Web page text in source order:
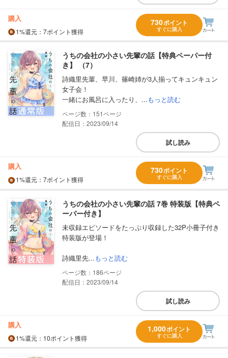
購入
1%還元 ：7ポイント獲得
730ポイント
すぐに購入
うちの会社の小さい先輩の話【特典ペーパー付
き】 （7）
詩織里先輩、早川、篠崎姉が3人揃ってキュンキュン
女子会！
一緒にお風呂に入ったり、...もっと読む
151
配信日：2023/09/14
試し読み
購入
1%還元 ：7ポイント獲得
730ポイント
すぐに購入
うちの会社の小さい先輩の話 7巻 特装版【特典ペ
ーパー付き】
未収録エピソードをたっぷり収録した32P小冊子付き
特装版が登場！
詩織里先...もっと読む
186
配信日：2023/09/14
試し読み
購入
1%還元 ：10ポイント獲得
1,000ポイント
すぐに購入